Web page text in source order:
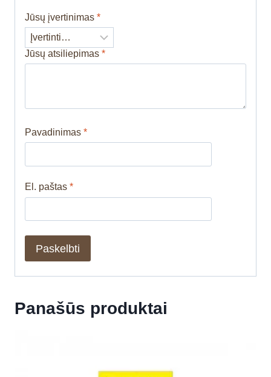
Jūsų įvertinimas *
Jūsų atsiliepimas *
Pavadinimas *
El. paštas *
Panašūs produktai